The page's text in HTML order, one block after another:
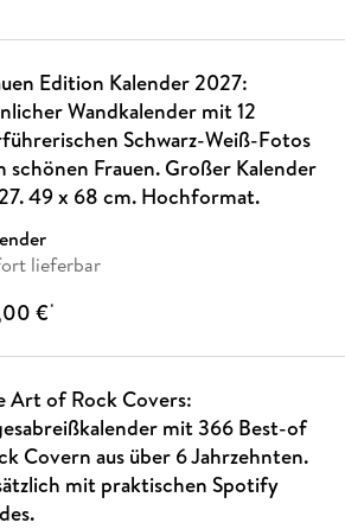
Edition Kalender 2027:
Wandkalender mit 12
Schwarz-Weiß-Fotos
schönen Frauen. Großer Kalender
49 x 68 cm. Hochformat.
lieferbar
€*
Art of Rock Covers:
mit 366 Best-of
Covern aus über 6 Jahrzehnten.
mit praktischen Spotify